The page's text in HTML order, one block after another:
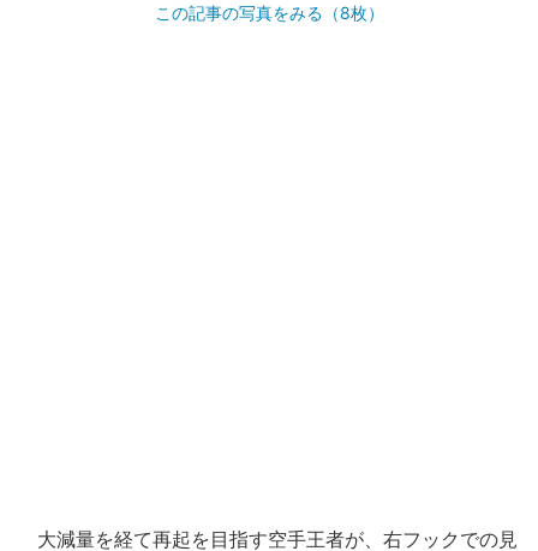
この記事の写真をみる（8枚）
大減量を経て再起を目指す空手王者が、右フックでの見